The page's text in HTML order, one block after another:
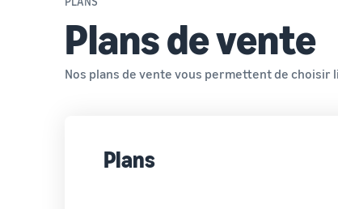
Plans de vente
Nos plans de vente vous permettent de
Plans